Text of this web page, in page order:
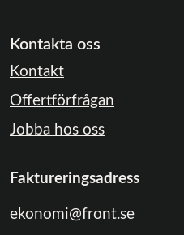
Kontakta oss
Kontakt
Offertförfrågan
Jobba hos oss
Faktureringsadress
ekonomi@front.se